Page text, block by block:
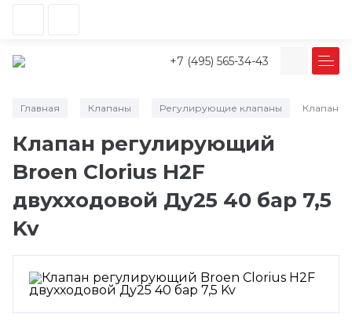
+7 (495) 565-34-43
Главная Клапаны Регулирующие клапаны Клапан
Клапан регулирующий
Broen Clorius H2F
двухходовой Ду25 40 бар 7,5
Kv